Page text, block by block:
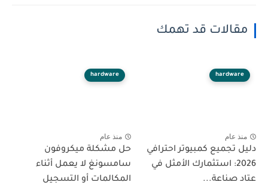
مقالات قد تهمك
hardware
منذ عام
دليل تجميع كمبيوتر احترافي
2026: استثمارك الأمثل في
عتاد صناعة...
hardware
منذ عام
حل مشكلة ميكروفون
سامسونغ لا يعمل أثناء
المكالمات أو التسجيل